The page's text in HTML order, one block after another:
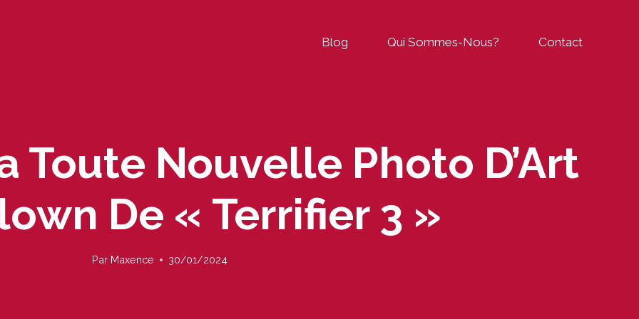
Blog Qui Sommes-Nous? Contact
Toute Nouvelle Photo D’Art
De « Terrifier 3 »
Par Maxence 30/01/2024